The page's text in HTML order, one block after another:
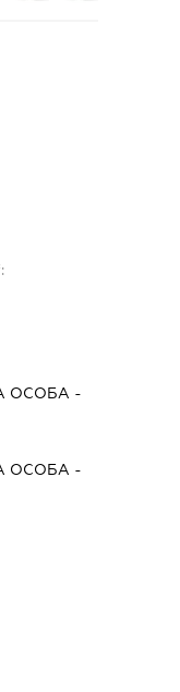
ОСОБА -
ОСОБА -